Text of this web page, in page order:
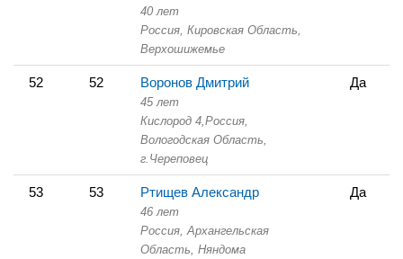
40 лет
Россия, Кировская Область,
Верхошижемье
52 52 Воронов Дмитрий
45 лет
Кислород 4, Россия,
Вологодская Область,
г.Череповец
Да
53 53 Ртищев Александр
46 лет
Россия, Архангельская
Область, Няндома
Да